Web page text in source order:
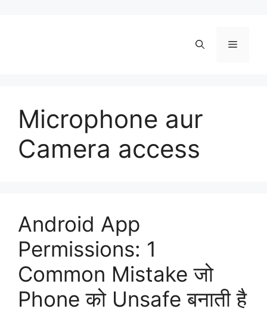
Menu
Microphone aur
Camera access
Android App
Permissions: 1
Common Mistake जो
Phone को Unsafe बनाती है